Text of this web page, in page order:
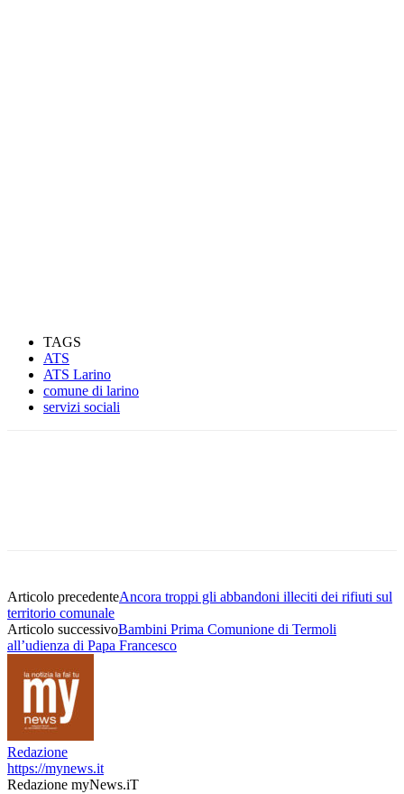
TAGS
ATS
ATS Larino
comune di larino
servizi sociali
Articolo precedenteAncora troppi gli abbandoni illeciti dei rifiuti sul
territorio comunale
Articolo successivoBambini Prima Comunione di Termoli
all’udienza di Papa Francesco
Redazione
https://mynews.it
Redazione myNews.iT